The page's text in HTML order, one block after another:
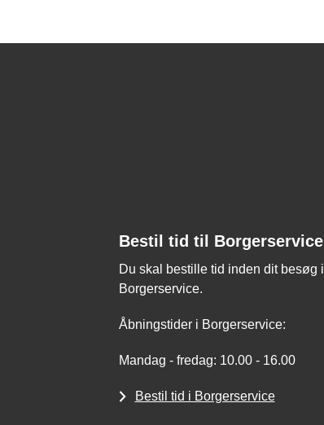
Bestil tid til Borgerservice
Du skal bestille tid inden dit besøg i
Borgerservice.
Åbningstider i Borgerservice:
Mandag - fredag: 10.00 - 16.00
Bestil tid i Borgerservice